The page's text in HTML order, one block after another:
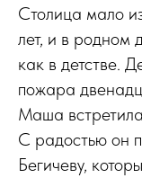
Столица мало
лет, и в родном
как в детстве.
пожара
Маша
С радостью он
Бегичеву,